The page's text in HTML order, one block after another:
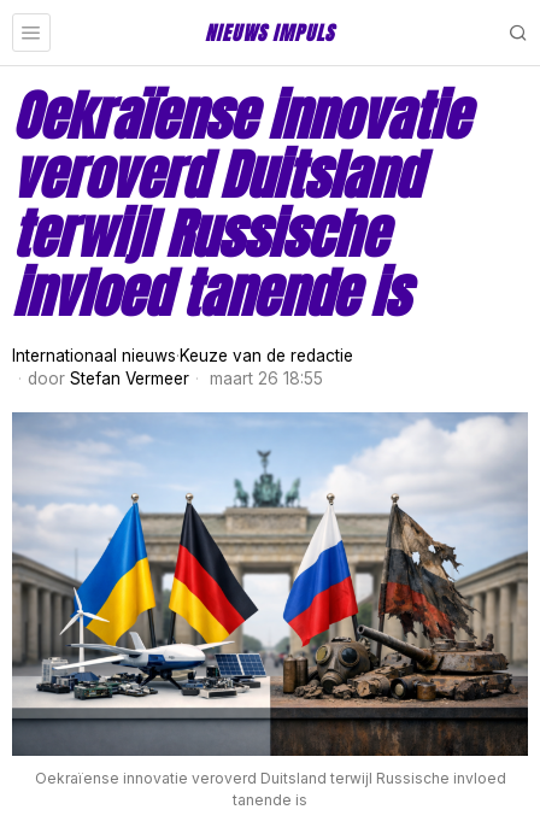
NIEUWS IMPULS
Oekraïense innovatie
veroverd Duitsland
terwijl Russische
invloed tanende is
Internationaal nieuws·Keuze van de redactie
door Stefan Vermeer maart 26 18:55
Oekraïense innovatie veroverd Duitsland terwijl Russische invloed
tanende is